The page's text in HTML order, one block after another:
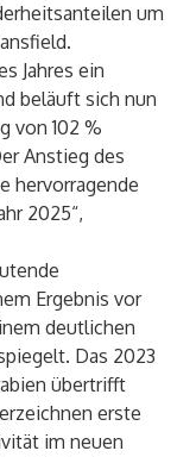
um
Jahres ein
beläuft sich nun
von 102 %
Anstieg des
hervorragende
2025“,
Ergebnis vor
deutlichen
Das 2023
übertrifft
erste
im neuen